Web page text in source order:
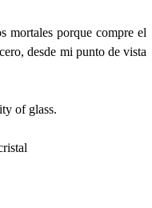
mortales porque compre el
desde mi punto de vista
of glass.